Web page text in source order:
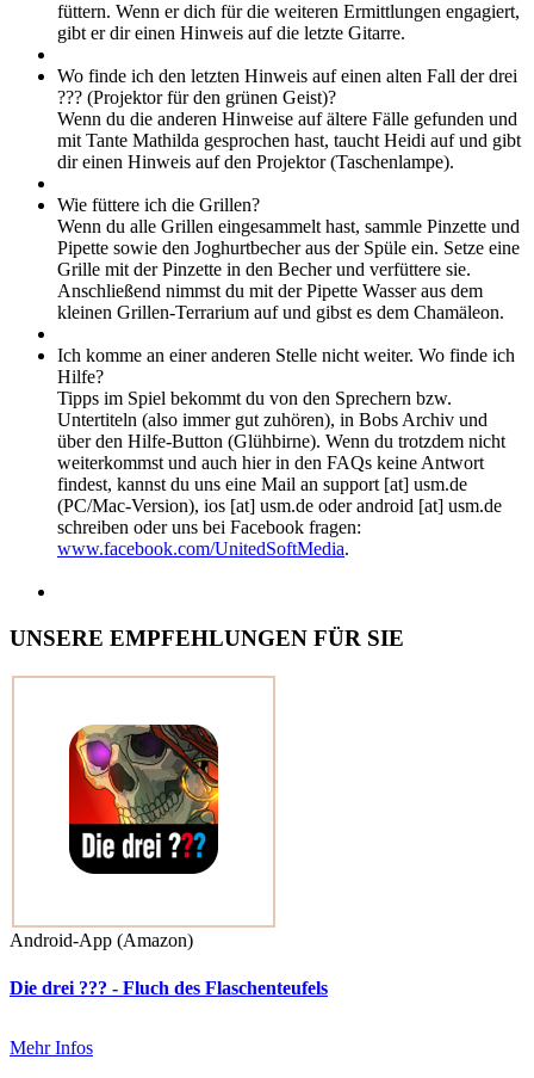
füttern. Wenn er dich für die weiteren Ermittlungen engagiert,
gibt er dir einen Hinweis auf die letzte Gitarre.
Wo finde ich den letzten Hinweis auf einen alten Fall der drei
??? (Projektor für den grünen Geist)?
Wenn du die anderen Hinweise auf ältere Fälle gefunden und
mit Tante Mathilda gesprochen hast, taucht Heidi auf und gibt
dir einen Hinweis auf den Projektor (Taschenlampe).
Wie füttere ich die Grillen?
Wenn du alle Grillen eingesammelt hast, sammle Pinzette und
Pipette sowie den Joghurtbecher aus der Spüle ein. Setze eine
Grille mit der Pinzette in den Becher und verfüttere sie.
Anschließend nimmst du mit der Pipette Wasser aus dem
kleinen Grillen-Terrarium auf und gibst es dem Chamäleon.
Ich komme an einer anderen Stelle nicht weiter. Wo finde ich
Hilfe?
Tipps im Spiel bekommt du von den Sprechern bzw.
Untertiteln (also immer gut zuhören), in Bobs Archiv und
über den Hilfe-Button (Glühbirne). Wenn du trotzdem nicht
weiterkommst und auch hier in den FAQs keine Antwort
findest, kannst du uns eine Mail an support [at] usm.de
(PC/Mac-Version), ios [at] usm.de oder android [at] usm.de
schreiben oder uns bei Facebook fragen:
www.facebook.com/UnitedSoftMedia.
UNSERE EMPFEHLUNGEN FÜR SIE
Android-App (Amazon)
Die drei ??? - Fluch des Flaschenteufels
Mehr Infos